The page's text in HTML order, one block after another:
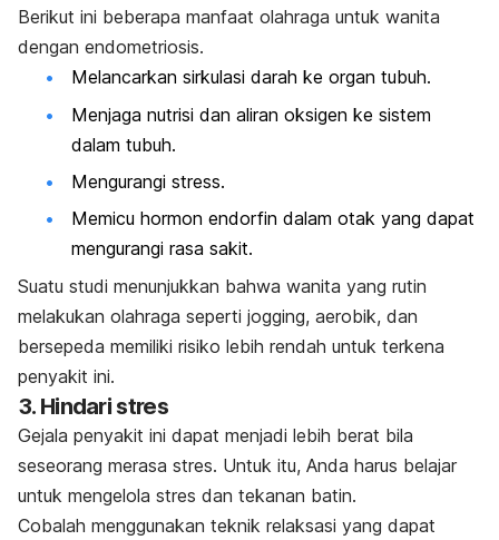
Berikut ini beberapa manfaat olahraga untuk wanita
dengan endometriosis.
Melancarkan sirkulasi darah ke organ tubuh.
Menjaga nutrisi dan aliran oksigen ke sistem
dalam tubuh.
Mengurangi stress.
Memicu hormon endorfin dalam otak yang dapat
mengurangi rasa sakit.
Suatu studi menunjukkan bahwa wanita yang rutin
melakukan olahraga seperti jogging, aerobik, dan
bersepeda memiliki risiko lebih rendah untuk terkena
penyakit ini.
3. Hindari stres
Gejala penyakit ini dapat menjadi lebih berat bila
seseorang merasa stres. Untuk itu, Anda harus belajar
untuk mengelola stres dan tekanan batin.
Cobalah menggunakan teknik relaksasi yang dapat